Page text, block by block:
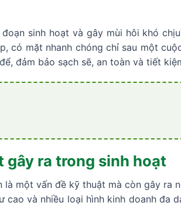
sinh hoạt và gây mùi hôi khó
có mặt nhanh chóng chỉ sau một
đảm bảo sạch sẽ, an toàn và tiết
gây ra trong sinh hoạt
một vấn đề kỹ thuật mà còn gây ra
cao và nhiều loại hình kinh doanh đa